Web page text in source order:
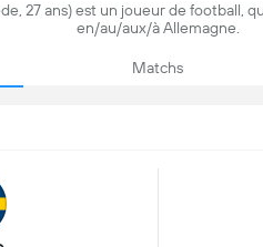
27 ans) est un joueur de football,
en/au/aux/à Allemagne.
Matchs